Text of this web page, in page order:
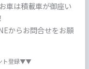
車は積載車が御座い
からお問合せをお願
ト登録▼▼